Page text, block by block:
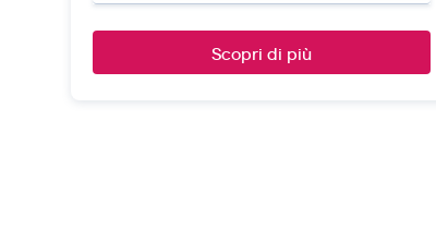
Scopri di più